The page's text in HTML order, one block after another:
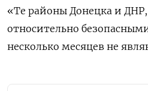
«Те районы Донецка и
относительно
несколько месяцев не